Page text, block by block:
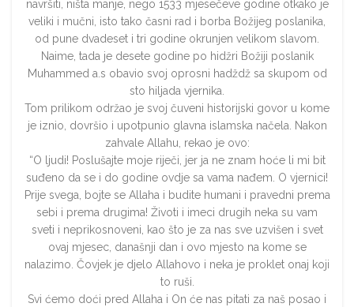
navršiti, ništa manje, nego 1533 mjesečeve godine otkako je
veliki i mučni, isto tako časni rad i borba Božijeg poslanika,
od pune dvadeset i tri godine okrunjen velikom slavom.
Naime, tada je desete godine po hidžri Božiji poslanik
Muhammed a.s obavio svoj oprosni hadždž sa skupom od
sto hiljada vjernika.
Tom prilikom održao je svoj čuveni historijski govor u kome
je iznio, dovršio i upotpunio glavna islamska načela. Nakon
zahvale Allahu, rekao je ovo:
“O ljudi! Poslušajte moje riječi, jer ja ne znam hoće li mi bit
suđeno da se i do godine ovdje sa vama nađem. O vjernici!
Prije svega, bojte se Allaha i budite humani i pravedni prema
sebi i prema drugima! Životi i imeci drugih neka su vam
sveti i neprikosnoveni, kao što je za nas sve uzvišen i svet
ovaj mjesec, današnji dan i ovo mjesto na kome se
nalazimo. Čovjek je djelo Allahovo i neka je proklet onaj koji
to ruši.
Svi ćemo doći pred Allaha i On će nas pitati za naš posao i